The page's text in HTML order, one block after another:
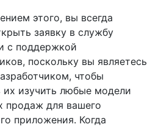
этого, вы всегда
заявку в службу
с поддержкой
поскольку вы являетесь
чтобы
их изучить любые модели
продаж для вашего
приложения. Когда